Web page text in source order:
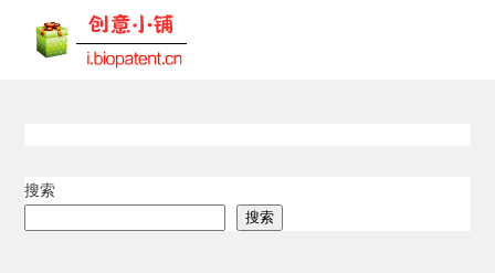
搜索
搜索